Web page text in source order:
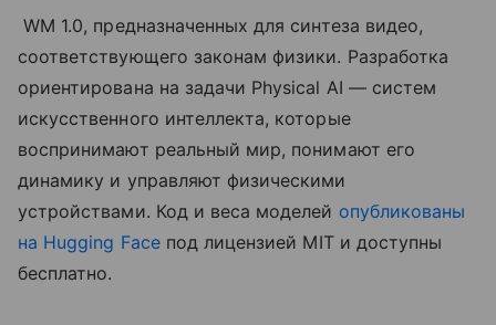
WM 1.0, предназначенных для синтеза видео,
соответствующего законам физики. Разработка
ориентирована на задачи Physical AI — систем
искусственного интеллекта, которые
воспринимают реальный мир, понимают его
динамику и управляют физическими
устройствами. Код и веса моделей опубликованы
на Hugging Faceпод лицензией MIT и доступны
бесплатно.